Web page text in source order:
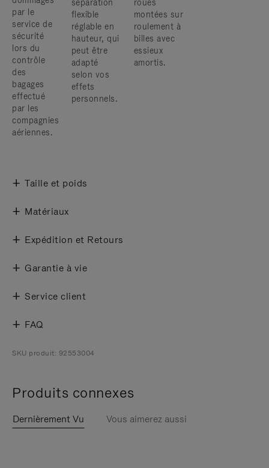
par le
service de
sécurité
lors du
contrôle
des
bagages
effectué
par les
compagnies
aériennes.
séparation
flexible
réglable en
hauteur, qui
peut être
adapté
selon vos
effets
personnels.
roues
montées sur
roulement à
billes avec
essieux
amortis.
Taille et poids
Matériaux
Expédition et Retours
Garantie à vie
Service client
FAQ
SKU produit: 92553004
Produits connexes
Dernièrement Vu Vous aimerez aussi